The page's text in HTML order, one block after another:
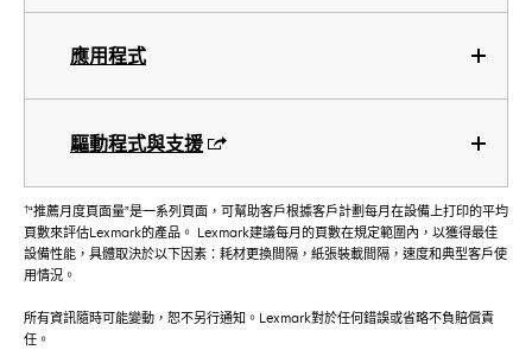
應用程式
驅動程式與支援
†“推薦月度頁面量”是一系列頁面，可幫助客戶根據客戶計劃每月在設備上打印的平均
頁數來評估Lexmark的產品。 Lexmark建議每月的頁數在規定範圍內，以獲得最佳
設備性能，具體取決於以下因素：耗材更換間隔，紙張裝載間隔，速度和典型客戶使
用情況。
所有資訊隨時可能變動，恕不另行通知。Lexmark對於任何錯誤或省略不負賠償責
任。